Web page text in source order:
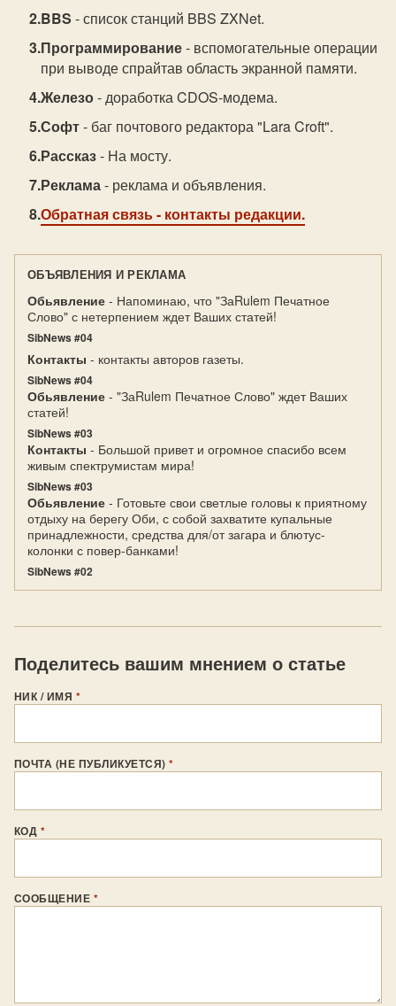
BBS - список станций BBS ZXNet.
Программирование- вспомогательные операции
при выводе спрайтав область экранной памяти.
Железо- доработка CDOS-модема.
Софт- баг почтового редактора "Lara Croft".
Рассказ- На мосту.
Реклама- реклама и объявления.
Обратная связь- контакты редакции.
ОБЪЯВЛЕНИЯ И РЕКЛАМА
Обьявление - Напоминаю, что "ЗаRulem Печатное
Слово" с нетерпением ждет Ваших статей!
SibNews #04
Контакты - контакты авторов газеты.
SibNews #04
Обьявление - "ЗаRulem Печатное Слово" ждет Ваших
статей!
SibNews #03
Контакты - Большой привет и огромное спасибо всем
живым спектрумистам мира!
SibNews #03
Обьявление - Готовьте свои светлые головы к приятному
отдыху на берегу Оби, с собой захватите купальные
принадлежности, средства для/от загара и блютус-
колонки с повер-банками!
SibNews #02
Поделитесь вашим мнением о статье
НИК / ИМЯ *
ПОЧТА (НЕ ПУБЛИКУЕТСЯ)*
КОД *
СООБЩЕНИЕ *